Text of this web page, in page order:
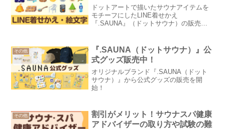
ドットアートで描いたサウナアイテムを
モチーフにしたLINE着せかえ
『.SAUNA』（ドットサウナ）の販売が
その他
『.SAUNA（ドットサウナ）』公
式グッズ販売中！
オリジナルブランド『.SAUNA（ドット
サウナ）』から公式グッズの販売を開
始！
その他
割引がメリット！サウナスパ健康
アドバイザーの取り方や試験の難